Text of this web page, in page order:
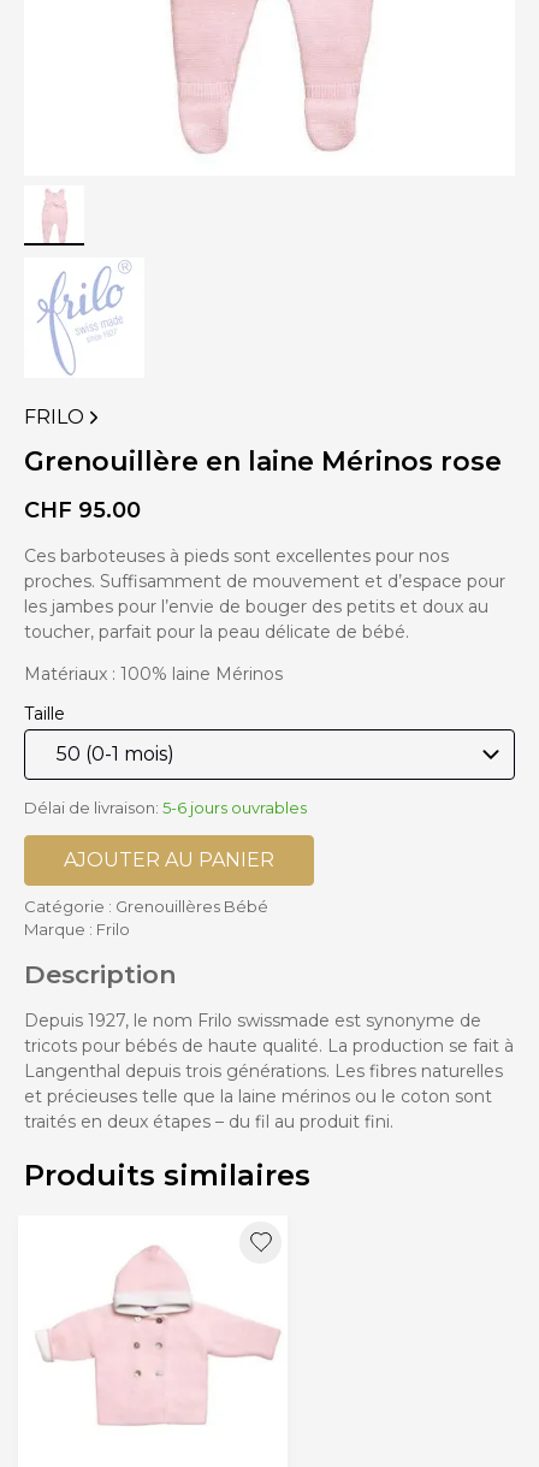
VOIR
PLUS
DE
DE
FRILO
Grenouillère en laine Mérinos rose
CHF 95.00
Ces barboteuses à pieds sont excellentes pour nos
proches. Suffisamment de mouvement et d’espace pour
les jambes pour l’envie de bouger des petits et doux au
toucher, parfait pour la peau délicate de bébé.
Matériaux : 100% laine Mérinos
Taille
Délai de livraison: 5-6 jours ouvrables
AJOUTER AU PANIER
Catégorie : Grenouillères Bébé
Marque : Frilo
Description
Depuis 1927, le nom Frilo swissmade est synonyme de
tricots pour bébés de haute qualité. La production se fait à
Langenthal depuis trois générations. Les fibres naturelles
et précieuses telle que la laine mérinos ou le coton sont
traités en deux étapes – du fil au produit fini.
Produits similaires